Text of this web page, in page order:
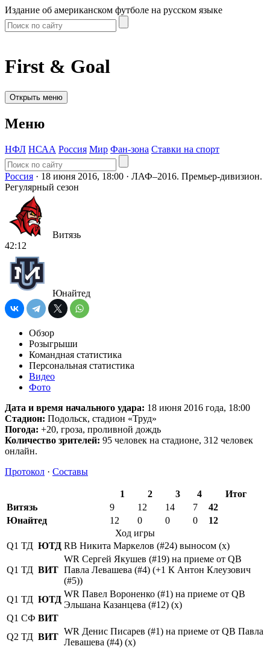
Издание об американском футболе на русском языке
First & Goal
Открыть меню
Меню
НФЛ НСАА Россия Мир Фан-зона Ставки на спорт
Россия · 18 июня 2016, 18:00 · ЛАФ–2016. Премьер-дивизион.
Регулярный сезон
Витязь
42:12
Юнайтед
Обзор
Розыгрыши
Командная статистика
Персональная статистика
Видео
Фото
Дата и время начального удара: 18 июня 2016 года, 18:00
Стадион: Подольск, стадион «Труд»
Погода: +20, гроза, проливной дождь
Количество зрителей: 95 человек на стадионе, 312 человек
онлайн.
Протокол · Составы
1 2 3 4
Итог
Витязь
9 12 14 7
42
Юнайтед
12 0 0 0
12
Ход игры
Q1 ТД ЮТД RB Никита Маркелов (#24) выносом (x)
Q1 ТД ВИТ
WR Сергей Якушев (#19) на приеме от QB
Павла Левашева (#4) (+1 К Антон Клеузович
(#5))
Q1 ТД ЮТД
WR Павел Вороненко (#1) на приеме от QB
Эльшана Казанцева (#12) (x)
Q1 СФ ВИТ
Q2 ТД ВИТ
WR Денис Писарев (#1) на приеме от QB Павла
Левашева (#4) (x)